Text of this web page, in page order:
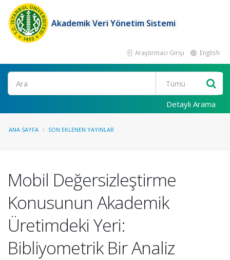
Akademik Veri Yönetim Sistemi
Araştırmacı Girişi English
Ara
Detaylı Arama
ANA SAYFA SON EKLENEN YAYINLAR
Mobil Değersizleştirme
Konusunun Akademik
Üretimdeki Yeri:
Bibliyometrik Bir Analiz